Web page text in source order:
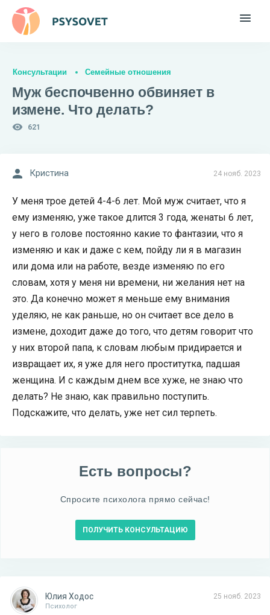
Консультации Семейные отношения
Муж беспочвенно обвиняет в
измене. Что делать?
621
24 нояб. 2023
Кристина
У меня трое детей 4-4-6 лет. Мой муж считает, что я
ему изменяю, уже такое длится 3 года, женаты 6 лет,
у него в голове постоянно какие то фантазии, что я
изменяю и как и даже с кем, пойду ли я в магазин
или дома или на работе, везде изменяю по его
словам, хотя у меня ни времени, ни желания нет на
это. Да конечно может я меньше ему внимания
уделяю, не как раньше, но он считает все дело в
измене, доходит даже до того, что детям говорит что
у них второй папа, к словам любым придирается и
извращает их, я уже для него проститутка, падшая
женщина. И с каждым днем все хуже, не знаю что
делать? Не знаю, как правильно поступить.
Подскажите, что делать, уже нет сил терпеть.
Есть вопросы?
Спросите психолога прямо сейчас!
ПОЛУЧИТЬ КОНСУЛЬТАЦИЮ
25 нояб. 2023
Юлия Ходос
Психолог